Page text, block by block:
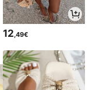
12,49€